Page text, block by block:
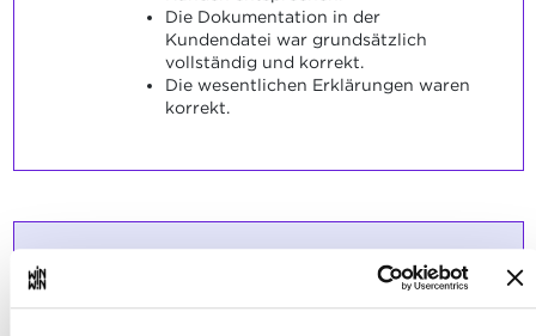
Die Dokumentation in der
Kundendatei war grundsätzlich
vollständig und korrekt.
Die wesentlichen Erklärungen waren
korrekt.
Der Auszubildende ist in der
Lage, den Kunden mit einem